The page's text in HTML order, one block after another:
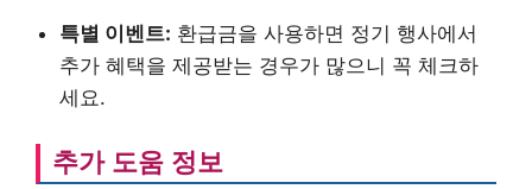
특별 이벤트: 환급금을 사용하면 정기 행사에서
추가 혜택을 제공받는 경우가 많으니 꼭 체크하
세요.
추가 도움 정보